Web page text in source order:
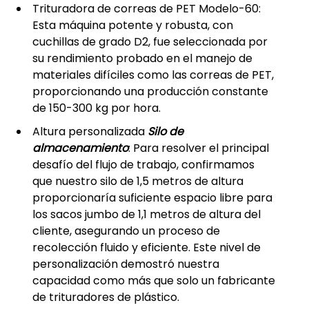
Trituradora de correas de PET Modelo-60:
Esta máquina potente y robusta, con
cuchillas de grado D2, fue seleccionada por
su rendimiento probado en el manejo de
materiales difíciles como las correas de PET,
proporcionando una producción constante
de 150-300 kg por hora.
Altura personalizada Silo de
almacenamiento: Para resolver el principal
desafío del flujo de trabajo, confirmamos
que nuestro silo de 1,5 metros de altura
proporcionaría suficiente espacio libre para
los sacos jumbo de 1,1 metros de altura del
cliente, asegurando un proceso de
recolección fluido y eficiente. Este nivel de
personalización demostró nuestra
capacidad como más que solo un fabricante
de trituradores de plástico.